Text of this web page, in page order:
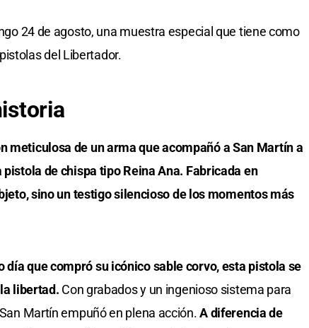
24 de agosto, una muestra especial que tiene como
del Libertador.
meticulosa de un arma que acompañó a San Martín a
de chispa tipo Reina Ana. Fabricada en
sino un testigo silencioso de los momentos más
que compró su icónico sable corvo, esta pistola se
libertad. Con grabados y un ingenioso sistema para
Martín empuñó en plena acción.A diferencia de